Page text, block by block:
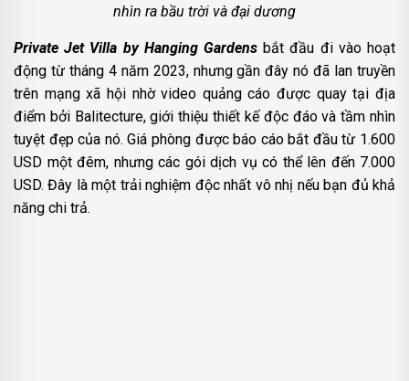
nhìn ra bầu trời và đại dương
Private Jet Villa by Hanging Gardens bắt đầu đi vào hoạt
động từ tháng 4 năm 2023, nhưng gần đây nó đã lan truyền
trên mạng xã hội nhờ video quảng cáo được quay tại địa
điểm bởi Balitecture, giới thiệu thiết kế độc đáo và tầm nhìn
tuyệt đẹp của nó. Giá phòng được báo cáo bắt đầu từ 1.600
USD một đêm, nhưng các gói dịch vụ có thể lên đến 7.000
USD. Đây là một trải nghiệm độc nhất vô nhị nếu bạn đủ khả
năng chi trả.